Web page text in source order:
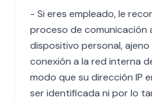
- Si eres empleado, le
proceso de comunicación
dispositivo personal, ajeno
conexión a la red interna
modo que su dirección IP
ser identificada ni por lo